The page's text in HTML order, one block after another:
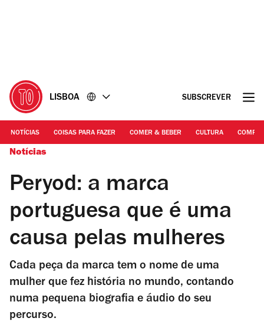
LISBOA SUBSCREVER
NOTÍCIAS COISAS PARA FAZER COMER & BEBER CULTURA
Notícias
Peryod: a marca
portuguesa que é uma
causa pelas mulheres
Cada peça da marca tem o nome de uma
mulher que fez história no mundo, contando
numa pequena biografia e áudio do seu
percurso.